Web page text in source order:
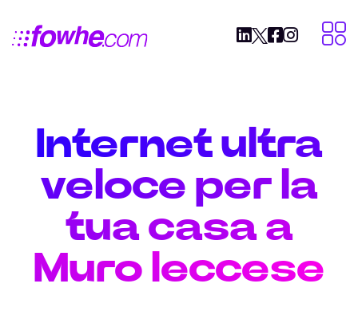
Internet ultra
veloce per la
tua casa a
Muro leccese